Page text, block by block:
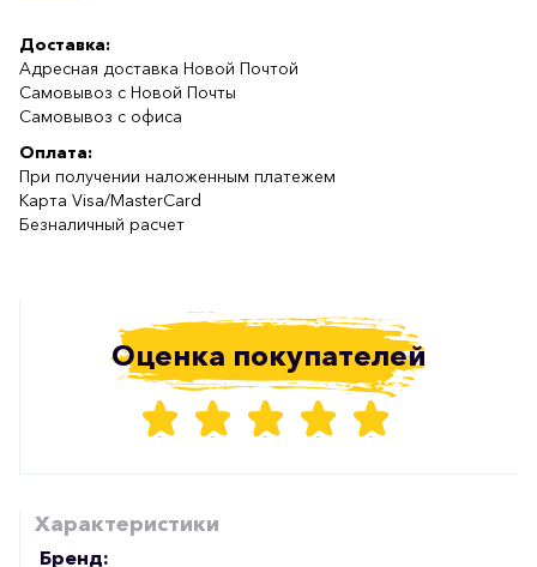
Доставка:
Адресная доставка Новой Почтой
Самовывоз с Новой Почты
Самовывоз с офиса
Оплата:
При получении наложенным платежем
Карта Visa/MasterCard
Безналичный расчет
Оценка покупателей
Характеристики
Бренд: